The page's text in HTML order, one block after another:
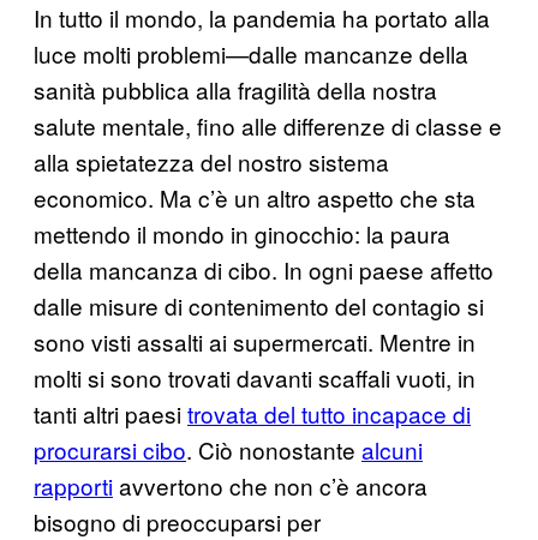
In tutto il mondo, la pandemia ha portato alla
luce molti problemi—dalle mancanze della
sanità pubblica alla fragilità della nostra
salute mentale, fino alle differenze di classe e
alla spietatezza del nostro sistema
economico. Ma c’è un altro aspetto che sta
mettendo il mondo in ginocchio: la paura
della mancanza di cibo. In ogni paese affetto
dalle misure di contenimento del contagio si
sono visti assalti ai supermercati. Mentre in
molti si sono trovati davanti scaffali vuoti, in
tanti altri paesitrovata del tutto incapace di
procurarsi cibo. Ciò nonostante alcuni
rapportiavvertono che non c’è ancora
bisogno di preoccuparsi per